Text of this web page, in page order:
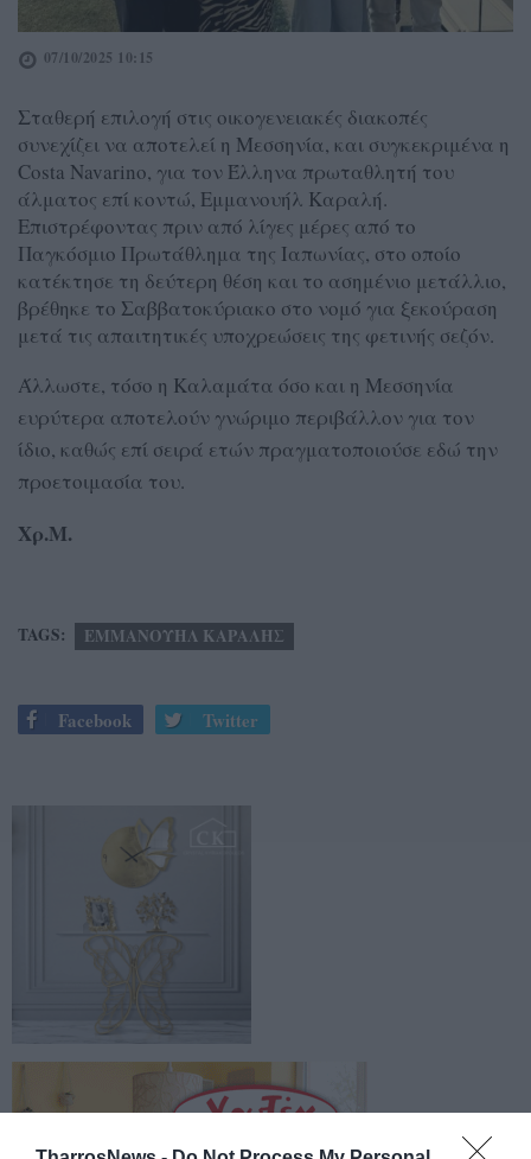
07/10/2025 10:15
Σταθερή επιλογή στις οικογενειακές διακοπές
συνεχίζει να αποτελεί η Μεσσηνία, και συγκεκριμένα η
Costa Navarino, για τον Έλληνα πρωταθλητή του
άλματος επί κοντώ, Εμμανουήλ Καραλή.
Επιστρέφοντας πριν από λίγες μέρες από το
Παγκόσμιο Πρωτάθλημα της Ιαπωνίας, στο οποίο
κατέκτησε τη δεύτερη θέση και το ασημένιο μετάλλιο,
βρέθηκε το Σαββατοκύριακο στο νομό για ξεκούραση
μετά τις απαιτητικές υποχρεώσεις της φετινής σεζόν.
Άλλωστε, τόσο η Καλαμάτα όσο και η Μεσσηνία
ευρύτερα αποτελούν γνώριμο περιβάλλον για τον
ίδιο, καθώς επί σειρά ετών πραγματοποιούσε εδώ την
προετοιμασία του.
Χρ.Μ.
TAGS: ΕΜΜΑΝΟΥΗΛ ΚΑΡΑΛΗΣ
Facebook Twitter